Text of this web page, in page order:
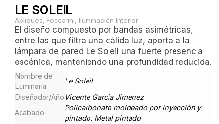
LE SOLEIL
Apliques Foscarini Iluminación Interior
El diseño compuesto por bandas asimétricas,
entre las que filtra una cálida luz, aporta a la
lámpara de pared Le Soleil una fuerte presencia
escénica, manteniendo una profundidad reducida.
Nombre de
Luminaria
Le Soleil
Diseñador/Año Vicente Garcia Jimenez
Acabado
Policarbonato moldeado por inyección y
pintado. Metal pintado